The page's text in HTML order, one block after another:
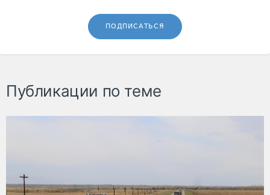
ПОДПИСАТЬСЯ
Публикации по теме